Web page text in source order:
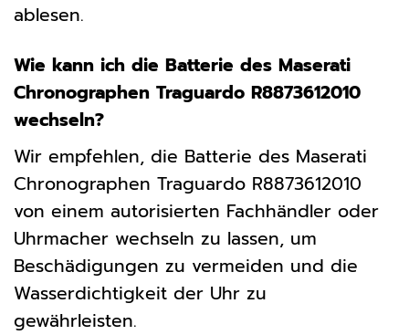
ablesen.
Wie kann ich die Batterie des Maserati
Chronographen Traguardo R8873612010
wechseln?
Wir empfehlen, die Batterie des Maserati
Chronographen Traguardo R8873612010
von einem autorisierten Fachhändler oder
Uhrmacher wechseln zu lassen, um
Beschädigungen zu vermeiden und die
Wasserdichtigkeit der Uhr zu
gewährleisten.